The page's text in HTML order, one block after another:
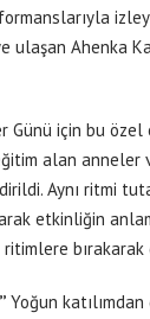
ulaşan Ahenka
Günü için bu
alan anneler
Aynı ritmi
etkinliğin
bırakarak
Yoğun